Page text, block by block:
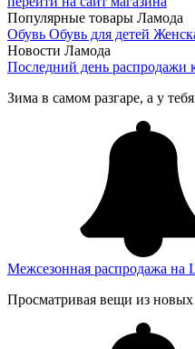
Популярные товары Ламода
Обувь Обувь для детей
Новости Ламода
Последний день распродажи
Зима в самом разгаре, а у
Межсезонная распродажа на
Просматривая вещи из